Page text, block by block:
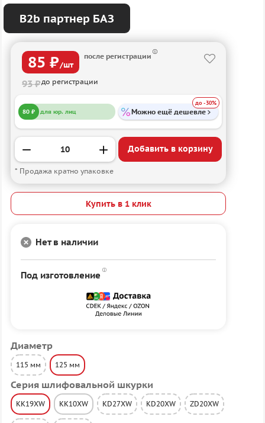
B2b партнер БАЗ
Диаметр
115 мм 125 мм
Серия шлифовальной шкурки
KK19XW KK10XW KD27XW KD20XW ZD20XW
85 ₽/шт
после регистрации
93 ₽до регистрации
80 ₽ для юр. лиц Можно ещё дешевле
до -30%
Добавить в корзину
* Продажа кратно упаковке
Купить в 1 клик
Нет в наличии
Под изготовление